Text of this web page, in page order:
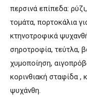
περσινά επίπεδα:
τομάτα, πορτοκάλια
κτηνοτροφικά
σηροτροφία, τεύτλα,
χυμοποίηση,
κορινθιακή σταφίδα ,
ψυχάνθη.